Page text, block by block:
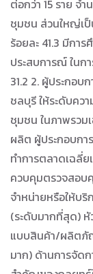
ต่อกว่า 15 ราย จ
ชุมชน ส่วนใหญ่เ
ร้อยละ 41.3 มีกา
ประสบการณ์ ในก
31.2 2. ผู้ประกอ
ชลบุรี ให้ระดับค
ชุมชน ในภาพรวม
ผลิต ผู้ประกอบกา
ทำการตลาดเฉลี่
ควบคุมตรวจสอบ
จำหน่ายหรือให้บริ
(ระดับมากที่สุด)
แบบสินค้า/ผลิตภัณ
มาก) ด้านการจัด